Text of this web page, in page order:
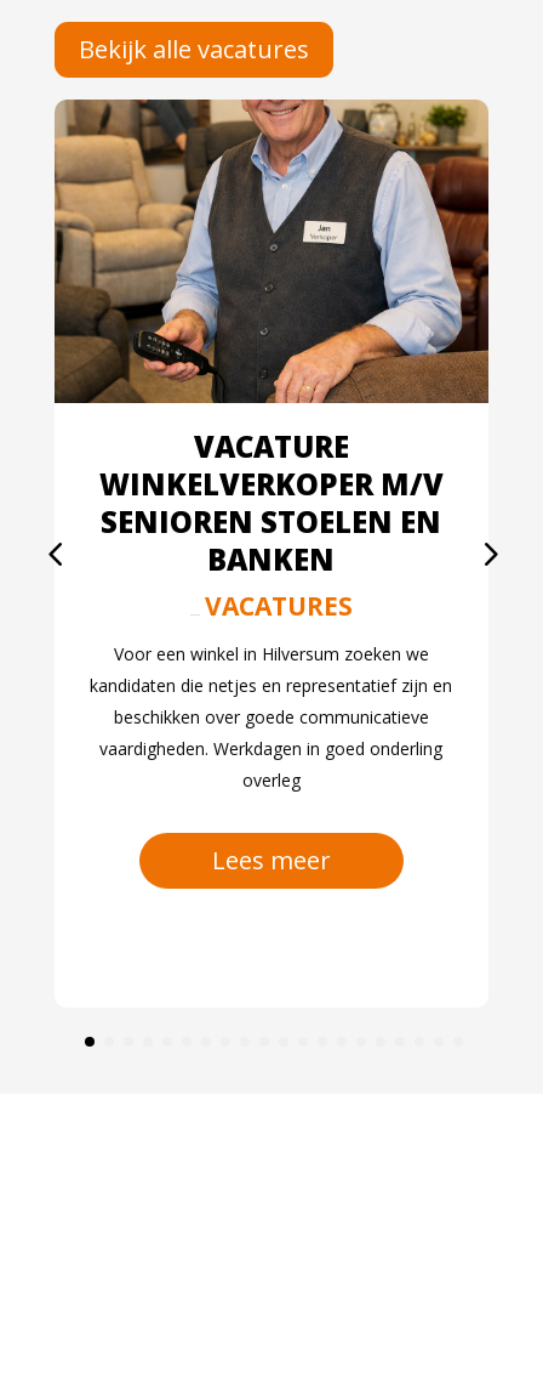
Bekijk alle vacatures
VACATURE
WINKELVERKOPER M/V
SENIOREN STOELEN EN
BANKEN
VACATURES
Voor een winkel in Hilversum zoeken we
kandidaten die netjes en representatief zijn en
beschikken over goede communicatieve
vaardigheden. Werkdagen in goed onderling
overleg
Lees meer